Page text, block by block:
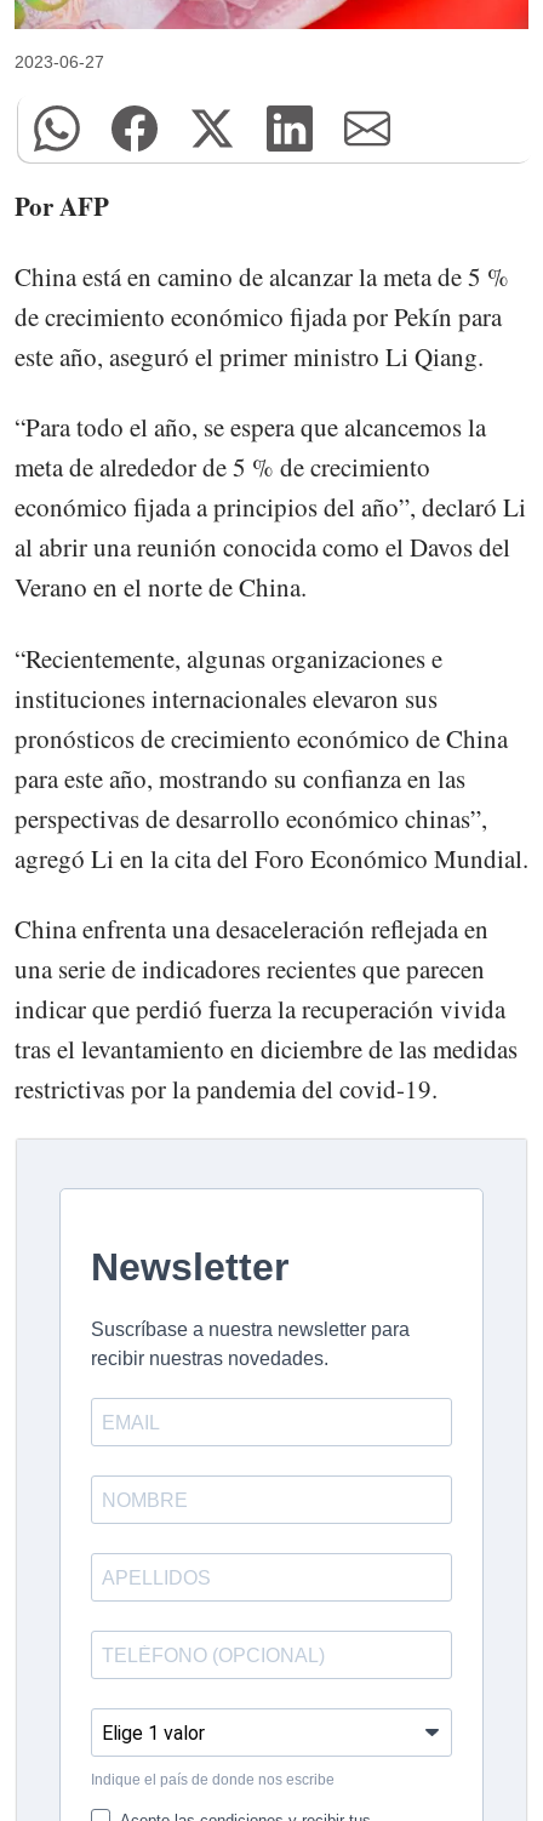
2023-06-27
Por AFP
China está en camino de alcanzar la meta de 5 %
de crecimiento económico fijada por Pekín para
este año, aseguró el primer ministro Li Qiang.
“Para todo el año, se espera que alcancemos la
meta de alrededor de 5 % de crecimiento
económico fijada a principios del año”, declaró Li
al abrir una reunión conocida como el Davos del
Verano en el norte de China.
“Recientemente, algunas organizaciones e
instituciones internacionales elevaron sus
pronósticos de crecimiento económico de China
para este año, mostrando su confianza en las
perspectivas de desarrollo económico chinas”,
agregó Li en la cita del Foro Económico Mundial.
China enfrenta una desaceleración reflejada en
una serie de indicadores recientes que parecen
indicar que perdió fuerza la recuperación vivida
tras el levantamiento en diciembre de las medidas
restrictivas por la pandemia del covid-19.